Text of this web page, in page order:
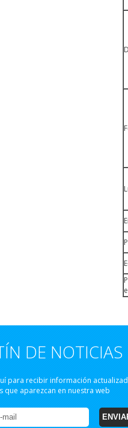
DE NOTICIAS
para recibir información
que aparezcan en nuestra web